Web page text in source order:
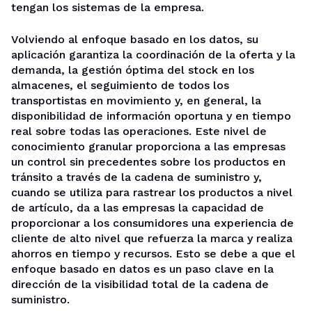
tengan los sistemas de la empresa.
Volviendo al enfoque basado en los datos, su
aplicación garantiza la coordinación de la oferta y la
demanda, la gestión óptima del stock en los
almacenes, el seguimiento de todos los
transportistas en movimiento y, en general, la
disponibilidad de información oportuna y en tiempo
real sobre todas las operaciones. Este nivel de
conocimiento granular proporciona a las empresas
un control sin precedentes sobre los productos en
tránsito a través de la cadena de suministro y,
cuando se utiliza para rastrear los productos a nivel
de artículo, da a las empresas la capacidad de
proporcionar a los consumidores una experiencia de
cliente de alto nivel que refuerza la marca y realiza
ahorros en tiempo y recursos. Esto se debe a que el
enfoque basado en datos es un paso clave en la
dirección de la visibilidad total de la cadena de
suministro.